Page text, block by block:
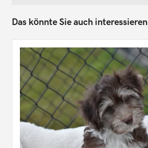
Das könnte Sie auch interessieren